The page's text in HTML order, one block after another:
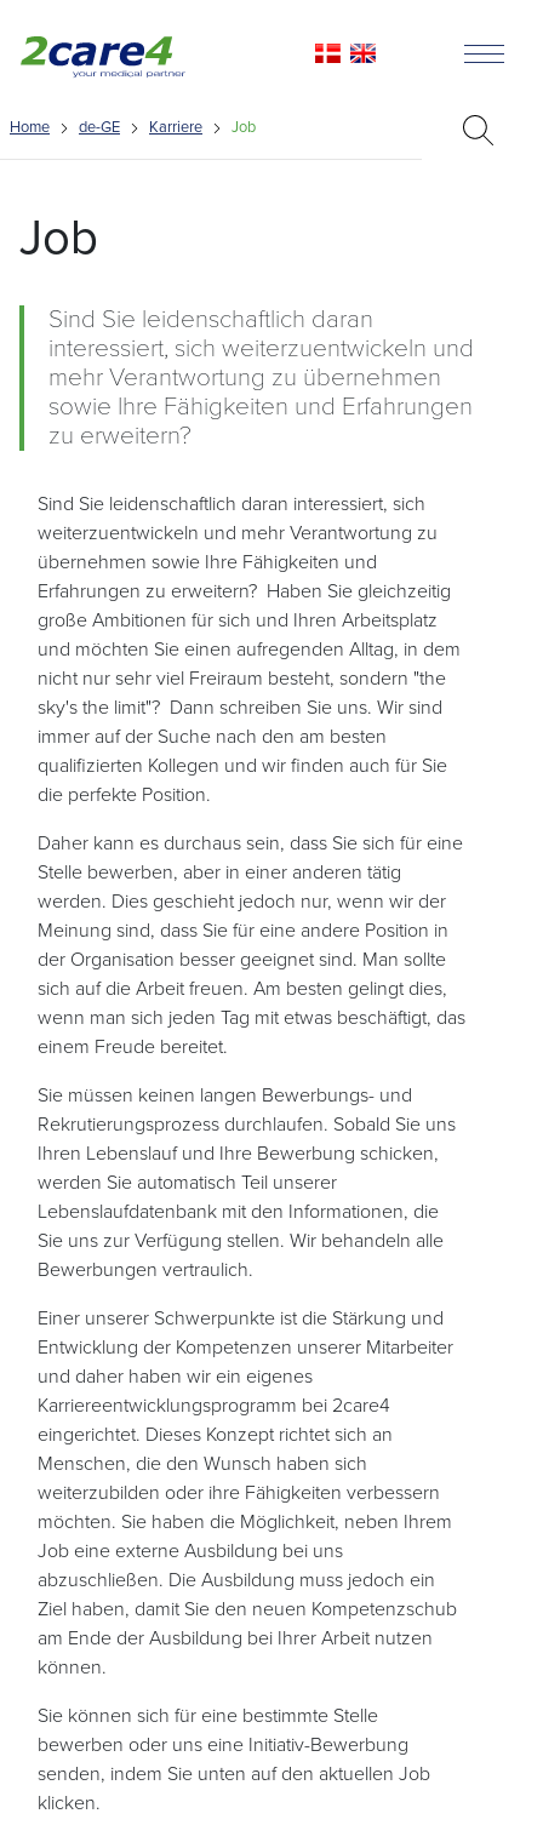
Home de-GE Karriere Job
Job
Sind Sie leidenschaftlich daran
interessiert, sich weiterzuentwickeln und
mehr Verantwortung zu übernehmen
sowie Ihre Fähigkeiten und Erfahrungen
zu erweitern?
Sind Sie leidenschaftlich daran interessiert, sich
weiterzuentwickeln und mehr Verantwortung zu
übernehmen sowie Ihre Fähigkeiten und
Erfahrungen zu erweitern? Haben Sie gleichzeitig
große Ambitionen für sich und Ihren Arbeitsplatz
und möchten Sie einen aufregenden Alltag, in dem
nicht nur sehr viel Freiraum besteht, sondern "the
sky's the limit"? Dann schreiben Sie uns. Wir sind
immer auf der Suche nach den am besten
qualifizierten Kollegen und wir finden auch für Sie
die perfekte Position.
Daher kann es durchaus sein, dass Sie sich für eine
Stelle bewerben, aber in einer anderen tätig
werden. Dies geschieht jedoch nur, wenn wir der
Meinung sind, dass Sie für eine andere Position in
der Organisation besser geeignet sind. Man sollte
sich auf die Arbeit freuen. Am besten gelingt dies,
wenn man sich jeden Tag mit etwas beschäftigt, das
einem Freude bereitet.
Sie müssen keinen langen Bewerbungs- und
Rekrutierungsprozess durchlaufen. Sobald Sie uns
Ihren Lebenslauf und Ihre Bewerbung schicken,
werden Sie automatisch Teil unserer
Lebenslaufdatenbank mit den Informationen, die
Sie uns zur Verfügung stellen. Wir behandeln alle
Bewerbungen vertraulich.
Einer unserer Schwerpunkte ist die Stärkung und
Entwicklung der Kompetenzen unserer Mitarbeiter
und daher haben wir ein eigenes
Karriereentwicklungsprogramm bei 2care4
eingerichtet. Dieses Konzept richtet sich an
Menschen, die den Wunsch haben sich
weiterzubilden oder ihre Fähigkeiten verbessern
möchten. Sie haben die Möglichkeit, neben Ihrem
Job eine externe Ausbildung bei uns
abzuschließen. Die Ausbildung muss jedoch ein
Ziel haben, damit Sie den neuen Kompetenzschub
am Ende der Ausbildung bei Ihrer Arbeit nutzen
können.
Sie können sich für eine bestimmte Stelle
bewerben oder uns eine Initiativ-Bewerbung
senden, indem Sie unten auf den aktuellen Job
klicken.